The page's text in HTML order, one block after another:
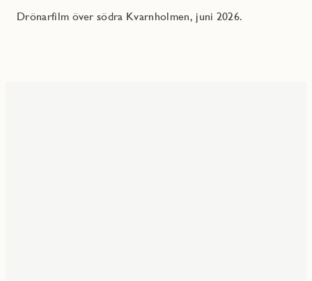
Drönarfilm över södra Kvarnholmen, juni 2026.